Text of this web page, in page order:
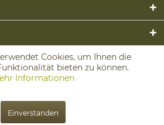
Cookies, um Ihnen die
bieten zu können.
Informationen
Einverstanden